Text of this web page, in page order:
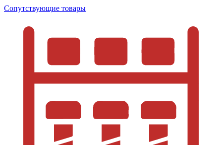
Сопутствующие товары